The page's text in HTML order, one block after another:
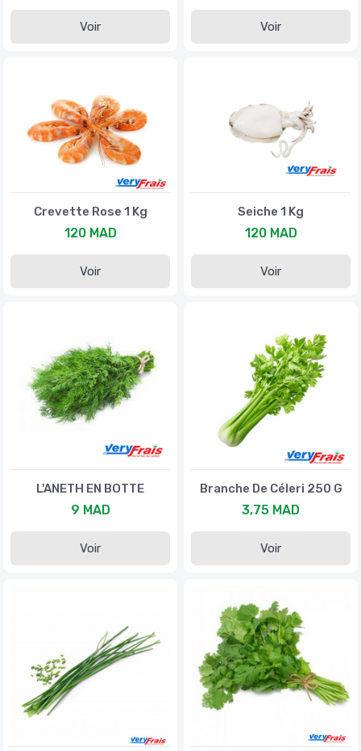
Voir Voir
Crevette Rose 1 Kg
120 MAD
Voir
Seiche 1 Kg
120 MAD
Voir
L'ANETH EN BOTTE
9 MAD
Voir
Branche De Céleri 250 G
3,75 MAD
Voir